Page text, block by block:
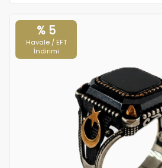
% 5
Havale / EFT
İndirimi